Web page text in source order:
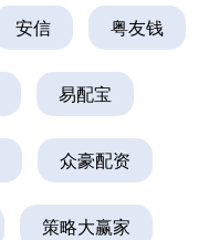
安信 粤友钱
易配宝
众豪配资
策略大赢家